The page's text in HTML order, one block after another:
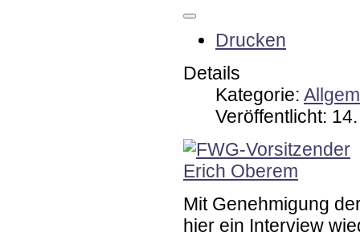
Drucken
Details
Kategorie:
Veröffentlicht:
Mit Genehmigung
hier ein Interview